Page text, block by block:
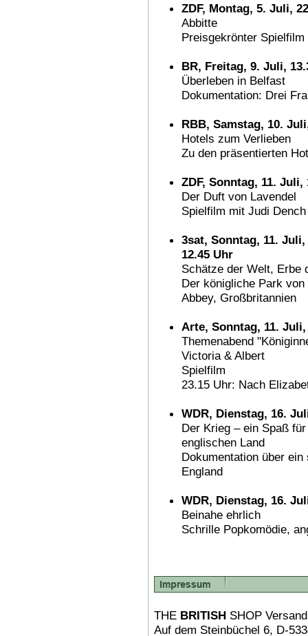
ZDF, Montag, 5. Juli,
Abbitte
Preisgekrönter
BR, Freitag, 9. Juli,
Überleben in Belfast
Dokumentation: Drei
RBB, Samstag, 10.
Hotels zum Verlieben
Zu den präsentierten
ZDF, Sonntag, 11. Juli,
Der Duft von Lavendel
Spielfilm mit Judi
3sat, Sonntag, 11.
12.45 Uhr
Schätze der Welt, Erbe
Der königliche Park
Abbey, Großbritannien
Arte, Sonntag, 11.
Themenabend
Victoria & Albert
Spielfilm
23.15 Uhr: Nach
WDR, Dienstag, 16.
Der Krieg – ein Spaß
englischen Land
Dokumentation über
England
WDR, Dienstag, 16.
Beinahe ehrlich
Schrille Popkomödie,
THE BRITISH SHOP
Auf dem Steinbüchel 6, D-